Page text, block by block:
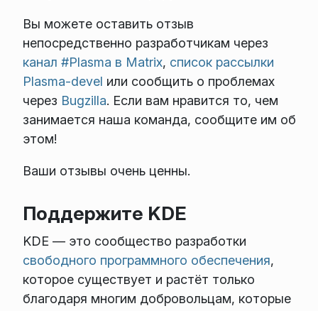
Вы можете оставить отзыв
непосредственно разработчикам через
канал #Plasma в Matrix, список рассылки
Plasma-devel или сообщить о проблемах
через Bugzilla. Если вам нравится то, чем
занимается наша команда, сообщите им об
этом!
Ваши отзывы очень ценны.
Поддержите KDE
KDE — это сообщество разработки
свободного программного обеспечения,
которое существует и растёт только
благодаря многим добровольцам, которые